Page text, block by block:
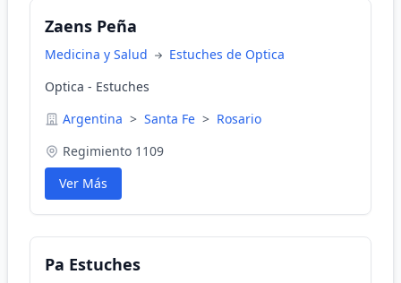
Zaens Peña
Medicina y Salud
Estuches de Optica
Optica - Estuches
Argentina > Santa Fe > Rosario
Regimiento 1109
Ver Más
Pa Estuches